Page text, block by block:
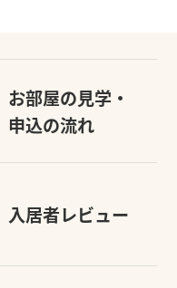
お部屋の見学・
申込の流れ
入居者レビュー